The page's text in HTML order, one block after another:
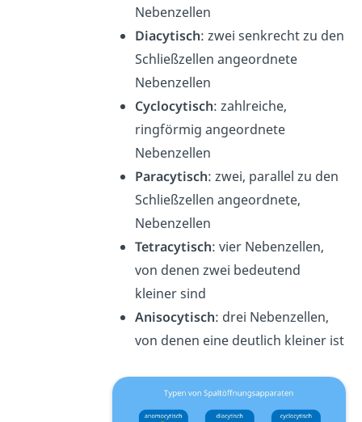
Nebenzellen
Diacytisch: zwei senkrecht zu den
Schließzellen angeordnete
Nebenzellen
Cyclocytisch: zahlreiche,
ringförmig angeordnete
Nebenzellen
Paracytisch: zwei, parallel zu den
Schließzellen angeordnete,
Nebenzellen
Tetracytisch: vier Nebenzellen,
von denen zwei bedeutend
kleiner sind
Anisocytisch: drei Nebenzellen,
von denen eine deutlich kleiner ist